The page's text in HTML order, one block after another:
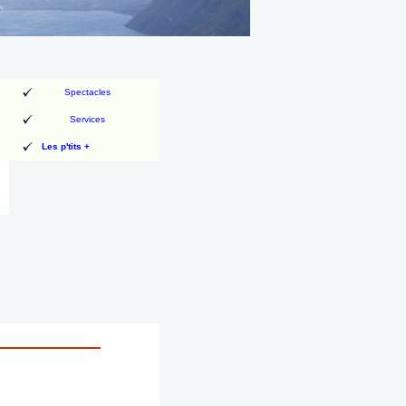
Spectacles
Services
Les p'tits +